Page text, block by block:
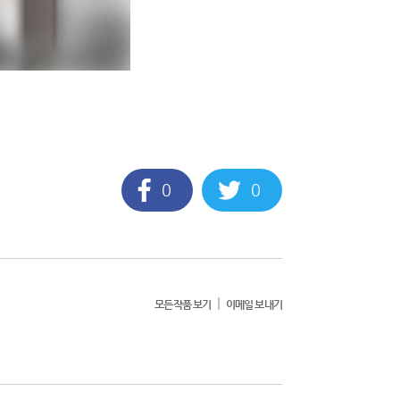
0 0
모든작품 보기 | 이메일 보내기